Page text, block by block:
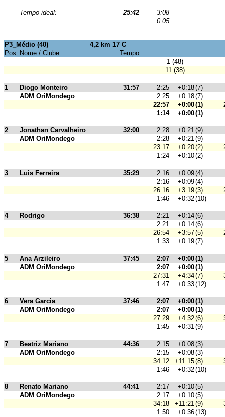
Tempo ideal: 25:42
3:08
0:05
P3_Médio (40)
4,2 km 17 C
Pos
Nome / Clube
Tempo
1 (48)
11 (38)
1 Diogo Monteiro 31:57 2:25 +0:18(7)
ADM OriMondego
2:25 +0:18(7)
22:57
+0:00(1)
1:14
+0:00(1)
2 Jonathan Carvalheiro 32:00 2:28 +0:21(9)
ADM OriMondego
2:28 +0:21(9)
23:17
+0:20(2)
1:24
+0:10(2)
3 Luis Ferreira 35:29 2:16 +0:09(4)
2:16
+0:09(4)
26:16
+3:19(3)
1:46
+0:32(10)
4 Rodrigo 36:38 2:21 +0:14(6)
2:21
+0:14(6)
26:54
+3:57(5)
1:33
+0:19(7)
5 Ana Arzileiro 37:45 2:07 +0:00(1)
ADM OriMondego
2:07 +0:00(1)
27:31
+4:34(7)
1:47
+0:33(12)
6 Vera Garcia 37:46 2:07 +0:00(1)
ADM OriMondego
2:07 +0:00(1)
27:29
+4:32(6)
1:45
+0:31(9)
7 Beatriz Mariano 44:36 2:15 +0:08(3)
ADM OriMondego
2:15 +0:08(3)
34:12
+11:15(8)
1:46
+0:32(10)
8 Renato Mariano 44:41 2:17 +0:10(5)
ADM OriMondego
2:17 +0:10(5)
34:18
+11:21(9)
1:50
+0:36(13)